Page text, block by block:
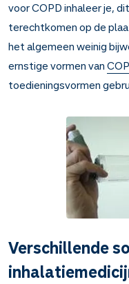
voor COPD inhaleer je,
terechtkomen op de
het algemeen weinig
ernstige vormen van
toedieningsvormen
Verschillende